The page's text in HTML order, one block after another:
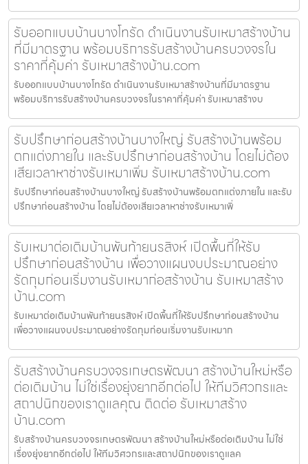
รับออกแบบบ้านบางโทรัด ดำเนินงานรับเหมาสร้างบ้าน
ที่มีมาตรฐาน พร้อมบริการรับสร้างบ้านครบวงจรใน
ราคาที่คุ้มค่า รับเหมาสร้างบ้าน.com
รับออกแบบบ้านบางโทรัด ดำเนินงานรับเหมาสร้างบ้านที่มีมาตรฐาน
พร้อมบริการรับสร้างบ้านครบวงจรในราคาที่คุ้มค่า รับเหมาสร้างบ
รับปรึกษาก่อนสร้างบ้านบางใหญ่ รับสร้างบ้านพร้อม
ตกแต่งภายใน และรับปรึกษาก่อนสร้างบ้าน โดยไม่ต้อง
เสียเวลาหาช่างรับเหมาเพิ่ม รับเหมาสร้างบ้าน.com
รับปรึกษาก่อนสร้างบ้านบางใหญ่ รับสร้างบ้านพร้อมตกแต่งภายใน และรับ
ปรึกษาก่อนสร้างบ้าน โดยไม่ต้องเสียเวลาหาช่างรับเหมาเพิ่
รับเหมาต่อเติมบ้านพันท้ายนรสิงห์ เปิดพื้นที่ให้รับ
ปรึกษาก่อนสร้างบ้าน เพื่อวางแผนงบประมาณอย่าง
รัดกุมก่อนเริ่มงานรับเหมาก่อสร้างบ้าน รับเหมาสร้าง
บ้าน.com
รับเหมาต่อเติมบ้านพันท้ายนรสิงห์ เปิดพื้นที่ให้รับปรึกษาก่อนสร้างบ้าน
เพื่อวางแผนงบประมาณอย่างรัดกุมก่อนเริ่มงานรับเหมาก
รับสร้างบ้านครบวงจรเกษตรพัฒนา สร้างบ้านใหม่หรือ
ต่อเติมบ้าน ไม่ใช่เรื่องยุ่งยากอีกต่อไป ให้ทีมวิศวกรและ
สถาปนิกของเราดูแลคุณ ติดต่อ รับเหมาสร้าง
บ้าน.com
รับสร้างบ้านครบวงจรเกษตรพัฒนา สร้างบ้านใหม่หรือต่อเติมบ้าน ไม่ใช่
เรื่องยุ่งยากอีกต่อไป ให้ทีมวิศวกรและสถาปนิกของเราดูแลค